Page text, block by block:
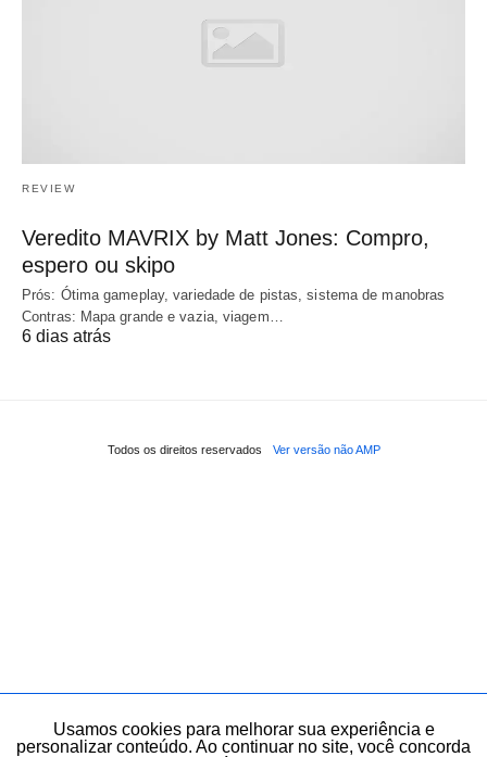
REVIEW
Veredito MAVRIX by Matt Jones: Compro,
espero ou skipo
Prós: Ótima gameplay, variedade de pistas, sistema de manobras
Contras: Mapa grande e vazia, viagem…
6 dias atrás
Todos os direitos reservados Ver versão não AMP
Usamos cookies para melhorar sua experiência e
personalizar conteúdo. Ao continuar no site, você concorda